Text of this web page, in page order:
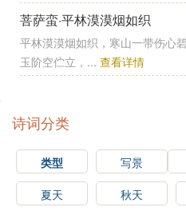
诗词分类
类型 写景
夏天
秋天
菩萨蛮·平林漠漠烟如织
平林漠漠烟如织，寒山一带伤心
玉阶空伫立，... 查看详情